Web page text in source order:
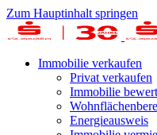
Zum Hauptinhalt springen
Immobilie verkaufen
Privat verkaufen
Immobilie
Energieausweis